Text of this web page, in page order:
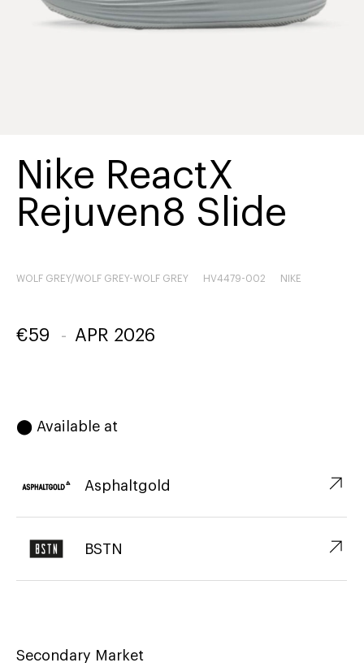
Nike ReactX
Rejuven8 Slide
WOLF GREY/WOLF GREY-WOLF GREY HV4479-002 NIKE
€59 - APR 2026
⬤ Available at
Asphaltgold ↗︎
BSTN ↗︎
Secondary Market